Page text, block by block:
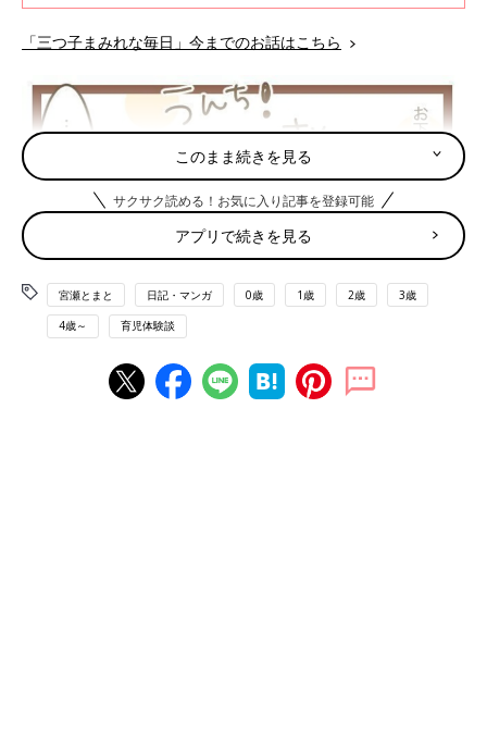
い子の声、ご近所さんに迷惑になっちゃうので
はないか…！！？？と、とても気になりません
か？？ うちは3人なのでそれはそれは騒がしい
「三つ子まみれな毎日」今までのお話はこちら
このまま続きを見る
サクサク読める！お気に入り記事を登録可能
アプリで続きを見る
宮瀬とまと 日記・マンガ 0歳 1歳 2歳 3歳
4歳～ 育児体験談